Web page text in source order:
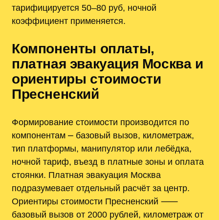
тарифицируется 50–80 руб, ночной
коэффициент применяется.
Компоненты оплаты,
платная эвакуация Москва и
ориентиры стоимости
Пресненский
Формирование стоимости производится по
компонентам ⎼ базовый вызов, километраж,
тип платформы, манипулятор или лебёдка,
ночной тариф, въезд в платные зоны и оплата
стоянки. Платная эвакуация Москва
подразумевает отдельный расчёт за центр.
Ориентиры стоимости Пресненский ⸺
базовый вызов от 2000 рублей, километраж от